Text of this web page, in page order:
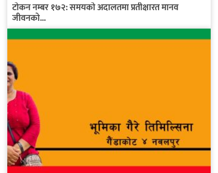
टोकन नम्बर १७२: समयको अदालतमा प्रतीक्षारत मानव
जीवनको...